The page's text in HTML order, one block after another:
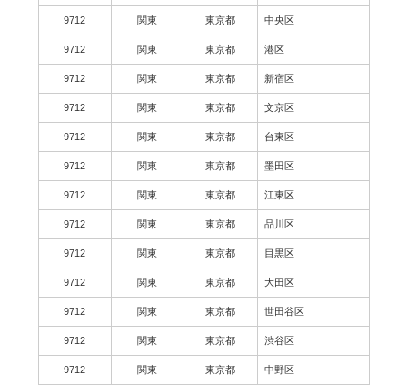
9712 関東 東京都 中央区
9712 関東 東京都 港区
9712 関東 東京都 新宿区
9712 関東 東京都 文京区
9712 関東 東京都 台東区
9712 関東 東京都 墨田区
9712 関東 東京都 江東区
9712 関東 東京都 品川区
9712 関東 東京都 目黒区
9712 関東 東京都 大田区
9712 関東 東京都 世田谷区
9712 関東 東京都 渋谷区
9712 関東 東京都 中野区